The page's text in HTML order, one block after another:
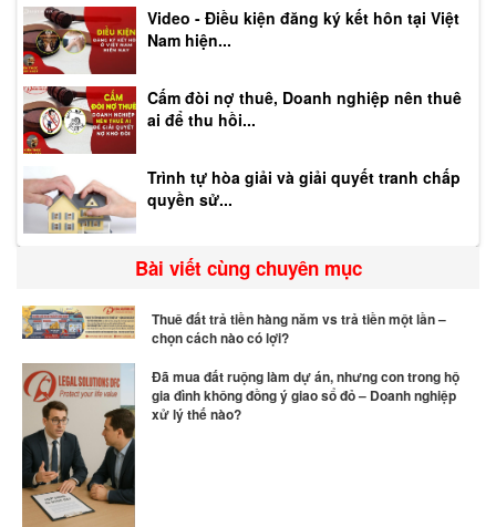
Video - Điều kiện đăng ký kết hôn tại Việt
Nam hiện...
Cấm đòi nợ thuê, Doanh nghiệp nên thuê
ai để thu hồi...
Trình tự hòa giải và giải quyết tranh chấp
quyền sử...
Bài viết cùng chuyên mục
Thuê đất trả tiền hàng năm vs trả tiền một lần –
chọn cách nào có lợi?
Đã mua đất ruộng làm dự án, nhưng con trong hộ
gia đình không đồng ý giao sổ đỏ – Doanh nghiệp
xử lý thế nào?